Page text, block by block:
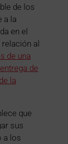
de los
a la
en el
relación al
de una
de
la
que
sus
a los